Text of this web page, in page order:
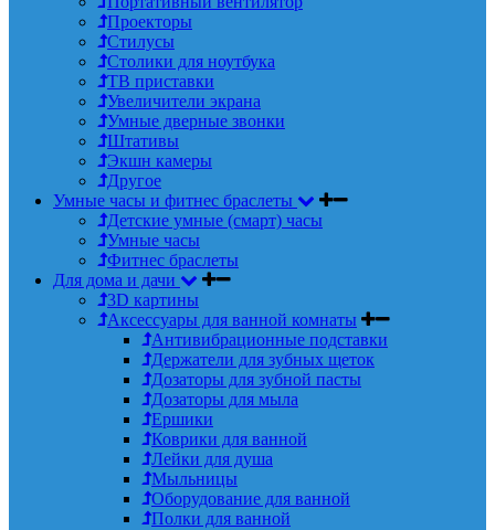
Проекторы
Стилусы
Столики для ноутбука
ТВ приставки
Увеличители экрана
Умные дверные звонки
Штативы
Экшн камеры
Другое
Умные часы и фитнес браслеты
Детские умные (смарт) часы
Умные часы
Фитнес браслеты
Для дома и дачи
3D картины
Аксессуары для ванной комнаты
Антивибрационные подставки
Держатели для зубных щеток
Дозаторы для зубной пасты
Дозаторы для мыла
Ершики
Коврики для ванной
Лейки для душа
Мыльницы
Оборудование для ванной
Полки для ванной